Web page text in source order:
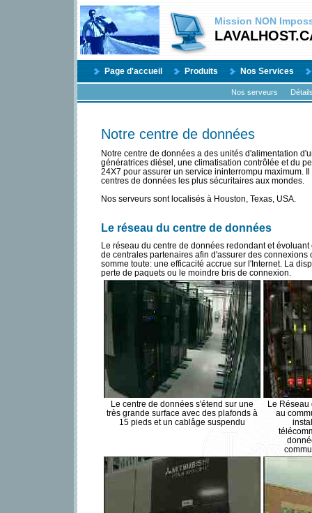
Mission NON
Page d'accueil Produits Nos Services
Nos serveurs
Notre centre de données
Notre centre de données a des unités d'alimentation
génératrices diésel, une climatisation contrôlée et du
24X7 pour assurer un service ininterrompu maximum.
centres de données les plus sécuritaires aux mondes.
Nos serveurs sont localisés à Houston, Texas, USA.
Le réseau du centre de données
Le réseau du centre de données redondant et
de centrales partenaires afin d'assurer des
somme toute: une efficacité accrue sur l'Internet. La
perte de paquets ou le moindre bris de connexion.
Le centre de données s'étend sur une
très grande surface avec des plafonds à
15 pieds et un cablâge suspendu
Le Réseau
au